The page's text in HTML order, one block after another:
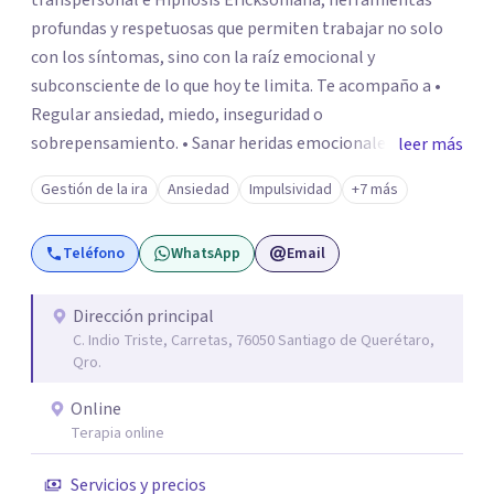
profundas y respetuosas que permiten trabajar no solo
con los síntomas, sino con la raíz emocional y
subconsciente de lo que hoy te limita. Te acompaño a •
Regular ansiedad, miedo, inseguridad o
sobrepensamiento. • Sanar heridas emocionales y
fortalecer tu autoestima. . Comprender por qué repites
ciertos patrones o emociones. Puedes superar lo que te
preocupa y lograr tus objetivos más pronto de lo que
imaginas. Contáctame por Wahtsapp. Puedo ayudarte.
leer más
Gestión de la ira Ansiedad Impulsividad +7 más
Teléfono WhatsApp Email
Dirección principal
C. Indio Triste, Carretas, 76050 Santiago de Querétaro,
Qro.
Online
Terapia online
Servicios y precios